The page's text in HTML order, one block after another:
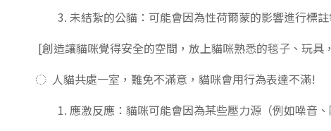
3. 未結紮的公貓：可能會因為性荷爾蒙的影響進行標註
[創造讓貓咪覺得安全的空間，放上貓咪熟悉的毯子、玩具
◌ 人貓共處一室，難免不滿意，貓咪會用行為表達不滿!
1. 應激反應：貓咪可能會因為某些壓力源（例如噪音、